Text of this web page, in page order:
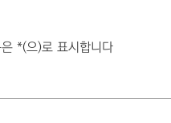
*(으)로 표시합니다